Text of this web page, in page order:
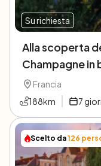
Su richiesta
Alla scoperta
Champagne
Francia
188km 7
Scelto da126